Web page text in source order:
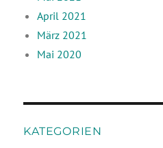
April 2021
März 2021
Mai 2020
KATEGORIEN